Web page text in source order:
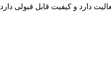
دارد و کیفیت قابل قبولی دارد